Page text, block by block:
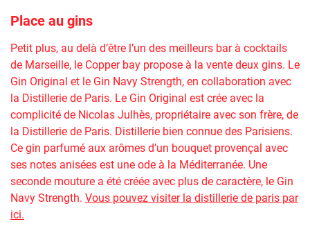
Place au gins
Petit plus, au delà d’être l’un des meilleurs bar à cocktails
de Marseille, le Copper bay propose à la vente deux gins. Le
Gin Original et le Gin Navy Strength, en collaboration avec
la Distillerie de Paris. Le Gin Original est crée avec la
complicité de Nicolas Julhès, propriétaire avec son frère, de
la Distillerie de Paris. Distillerie bien connue des Parisiens.
Ce gin parfumé aux arômes d’un bouquet provençal avec
ses notes anisées est une ode à la Méditerranée. Une
seconde mouture a été créée avec plus de caractère, le Gin
Navy Strength. Vous pouvez visiter la distillerie de paris par
ici.